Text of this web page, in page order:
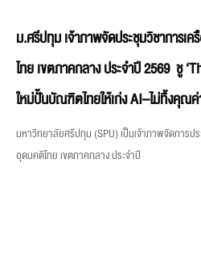
ม.ศรีปทุม เจ้าภาพจัดประชุมวิชากา
ไทย เขตภาคกลาง ประจำปี 2569 ชู
ใหม่ปั้นบัณฑิตไทยให้เก่ง AI–ไม่ทิ้งคุณ
มหาวิทยาลัยศรีปทุม (SPU) เป็นเจ้าภาพจัดการ
อุดมคติไทย เขตภาคกลาง ประจำปี